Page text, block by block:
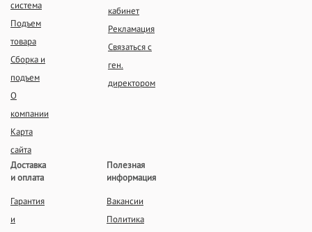
система
Подъем
товара
Сборка и
подъем
О
компании
Карта
сайта
кабинет
Рекламация
Связаться с
ген.
директором
Доставка
и оплата
Гарантия
и
Полезная
информация
Вакансии
Политика